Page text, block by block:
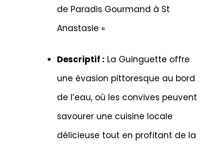
de Paradis Gourmand à St
Anastasie »
Descriptif : La Guinguette offre
une évasion pittoresque au bord
de l’eau, où les convives peuvent
savourer une cuisine locale
délicieuse tout en profitant de la